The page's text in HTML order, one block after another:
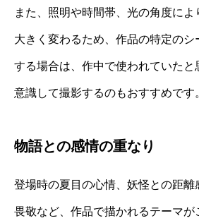
また、照明や時間帯、光の角度に
大きく変わるため、作品の特定のシ
する場合は、作中で使われていたと
意識して撮影するのもおすすめです
物語との感情の重なり
登場時の夏目の心情、妖怪との距離
畏敬など、作品で描かれるテーマが